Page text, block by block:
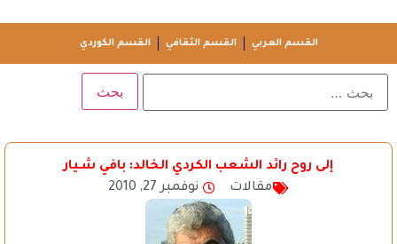
القسم العربي القسم الثقافي القسم الكوردي
إلى روح رائد الشعب الكردي الخالد: بافي شـيار
مقالات
نوفمبر 27, 2010